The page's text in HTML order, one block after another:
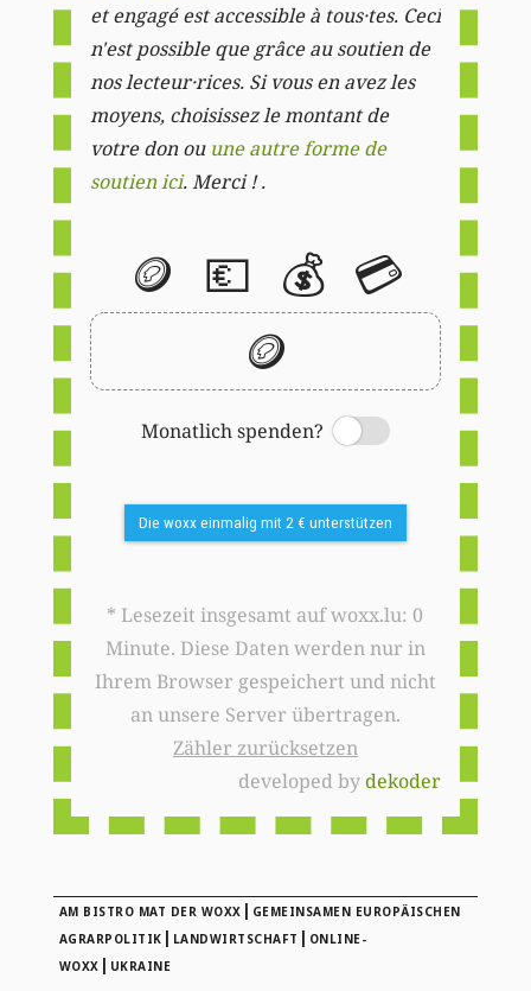
et engagé est accessible à tous·tes. Ceci
n'est possible que grâce au soutien de
nos lecteur·rices. Si vous en avez les
moyens, choisissez le montant de
votre don ou une autre forme de
soutien ici. Merci ! .
🪙 💶 💰 💳
🪙
Monatlich spenden?
Switch
Die woxx einmalig mit 2 € unterstützen
* Lesezeit insgesamt auf woxx.lu: 0
Minute. Diese Daten werden nur in
Ihrem Browser gespeichert und nicht
an unsere Server übertragen.
Zähler zurücksetzen
developed bydekoder
AM BISTRO MAT DER WOXX | GEMEINSAMEN EUROPÄISCHEN
AGRARPOLITIK | LANDWIRTSCHAFT | ONLINE-
WOXX | UKRAINE